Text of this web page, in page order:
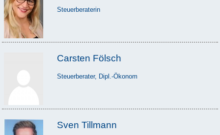
Steuerberaterin
Carsten Fölsch
Steuerberater, Dipl.-Ökonom
Sven Tillmann